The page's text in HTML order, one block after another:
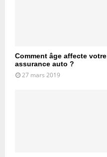
Comment âge affecte votre
assurance auto ?
27 mars 2019